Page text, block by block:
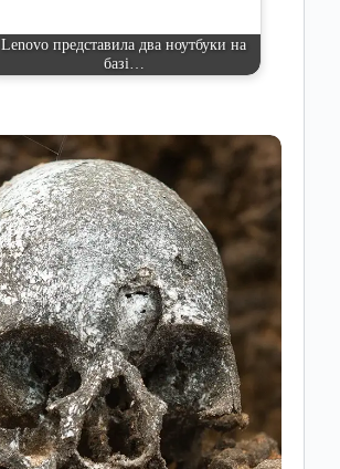
Lenovo представила два ноутбуки на
базі…